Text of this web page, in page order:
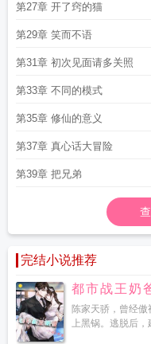
第27章 开了窍的猫
第29章 笑而不语
第31章 初次见面请多关照
第33章 不同的模式
第35章 修仙的意义
第37章 真心话大冒险
第39章 把兄弟
完结小说推荐
都市战王奶
陈家天骄，曾经
上黑锅。逃脱后